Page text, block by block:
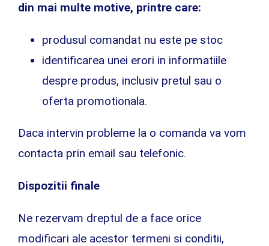
din mai multe motive, printre care:
produsul comandat nu este pe stoc
identificarea unei erori in informatiile
despre produs, inclusiv pretul sau o
oferta promotionala.
Daca intervin probleme la o comanda va vom
contacta prin email sau telefonic.
Dispozitii finale
Ne rezervam dreptul de a face orice
modificari ale acestor termeni si conditii,